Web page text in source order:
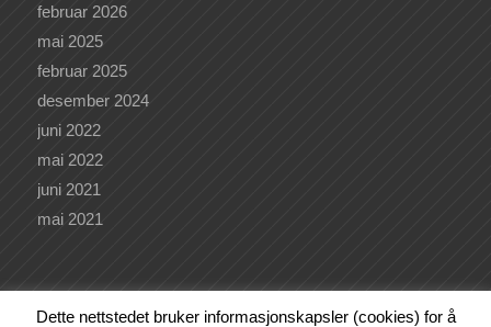
februar 2026
mai 2025
februar 2025
desember 2024
juni 2022
mai 2022
juni 2021
mai 2021
Dette nettstedet bruker informasjonskapsler (cookies) for å